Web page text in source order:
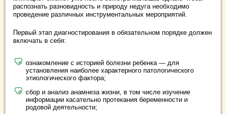
распознать разновидность и природу недуга необходимо
проведение различных инструментальных мероприятий.
Первый этап диагностирования в обязательном порядке должен
включать в себя:
ознакомление с историей болезни ребенка — для
установления наиболее характерного патологического
этиологического фактора;
сбор и анализ анамнеза жизни, в том числе изучение
информации касательно протекания беременности и
родовой деятельности;